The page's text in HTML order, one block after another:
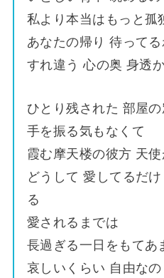
私より本当はもっと孤
あなたの帰り 待ってる
すれ違う 心の奥 身透
ひとり残された 部屋
手を振る気もなくて
霞む摩天楼の彼方 天
どうして 愛してるだ
る
愛されるまでは
長過ぎる一日をもてあ
哀しいくらい 自由なの